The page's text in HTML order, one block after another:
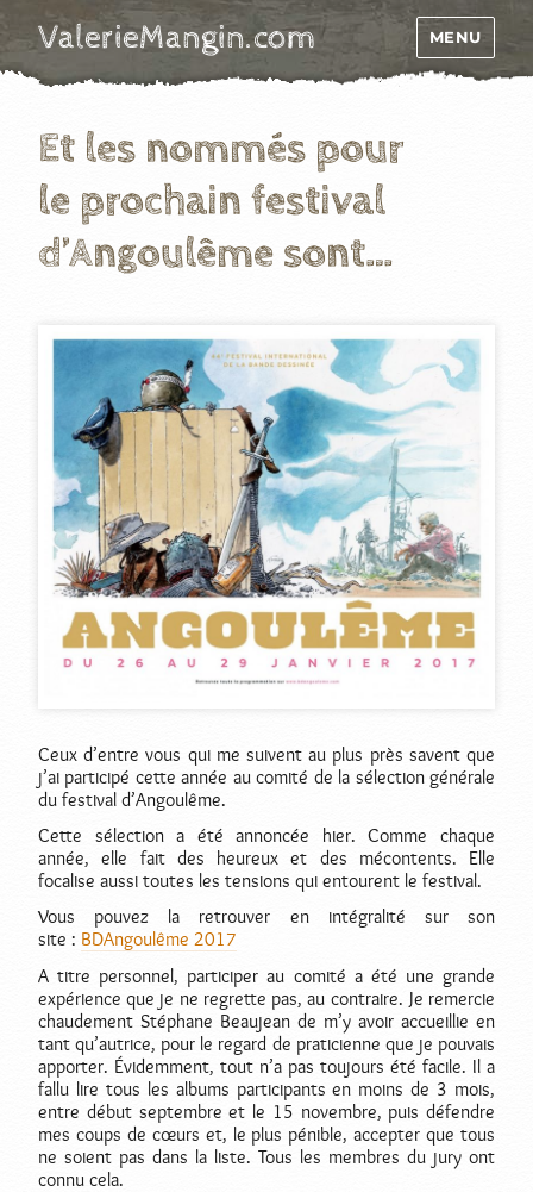
ValerieMangin.com MENU
Et les nommés pour
le prochain festival
d’Angoulême sont…
Ceux d’entre vous qui me suivent au plus près savent que
j’ai participé cette année au comité de la sélection générale
du festival d’Angoulême.
Cette sélection a été annoncée hier. Comme chaque
année, elle fait des heureux et des mécontents. Elle
focalise aussi toutes les tensions qui entourent le festival.
Vous pouvez la retrouver en intégralité sur son
site : BDAngoulême 2017
A titre personnel, participer au comité a été une grande
expérience que je ne regrette pas, au contraire. Je remercie
chaudement Stéphane Beaujean de m’y avoir accueillie en
tant qu’autrice, pour le regard de praticienne que je pouvais
apporter. Évidemment, tout n’a pas toujours été facile. Il a
fallu lire tous les albums participants en moins de 3 mois,
entre début septembre et le 15 novembre, puis défendre
mes coups de cœurs et, le plus pénible, accepter que tous
ne soient pas dans la liste. Tous les membres du jury ont
connu cela.